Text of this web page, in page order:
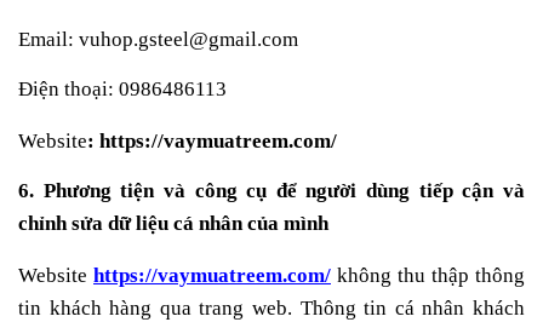
Email: vuhop.gsteel@gmail.com
Điện thoại: 0986486113
Website: https://vaymuatreem.com/
6. Phương tiện và công cụ để người dùng tiếp cận và
chỉnh sửa dữ liệu cá nhân của mình
Website https://vaymuatreem.com/ không thu thập thông
tin khách hàng qua trang web. Thông tin cá nhân khách